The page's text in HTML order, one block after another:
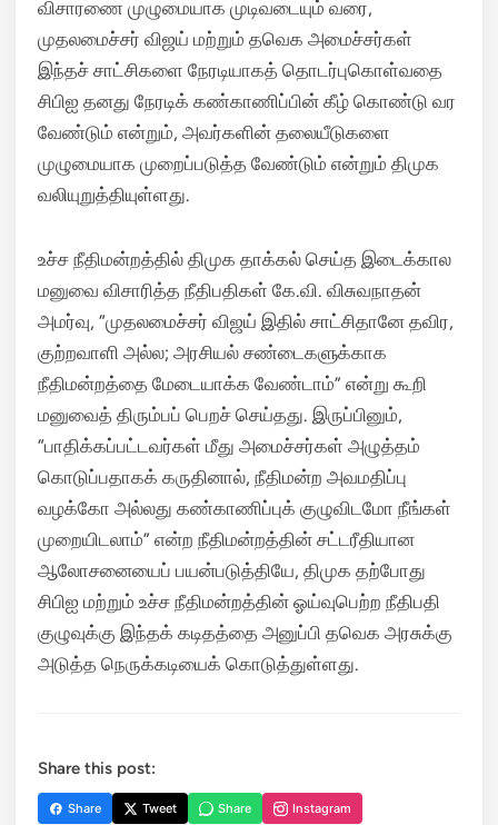
விசாரணை முழுமையாக முடிவடையும் வரை,
முதலமைச்சர் விஜய் மற்றும் தவெக அமைச்சர்கள்
இந்தச் சாட்சிகளை நேரடியாகத் தொடர்புகொள்வதை
சிபிஐ தனது நேரடிக் கண்காணிப்பின் கீழ் கொண்டு வர
வேண்டும் என்றும், அவர்களின் தலையீடுகளை
முழுமையாக முறைப்படுத்த வேண்டும் என்றும் திமுக
வலியுறுத்தியுள்ளது.
உச்ச நீதிமன்றத்தில் திமுக தாக்கல் செய்த இடைக்கால
மனுவை விசாரித்த நீதிபதிகள் கே.வி. விசுவநாதன்
அமர்வு, “முதலமைச்சர் விஜய் இதில் சாட்சிதானே தவிர,
குற்றவாளி அல்ல; அரசியல் சண்டைகளுக்காக
நீதிமன்றத்தை மேடையாக்க வேண்டாம்” என்று கூறி
மனுவைத் திரும்பப் பெறச் செய்தது. இருப்பினும்,
“பாதிக்கப்பட்டவர்கள் மீது அமைச்சர்கள் அழுத்தம்
கொடுப்பதாகக் கருதினால், நீதிமன்ற அவமதிப்பு
வழக்கோ அல்லது கண்காணிப்புக் குழுவிடமோ நீங்கள்
முறையிடலாம்” என்ற நீதிமன்றத்தின் சட்டரீதியான
ஆலோசனையைப் பயன்படுத்தியே, திமுக தற்போது
சிபிஐ மற்றும் உச்ச நீதிமன்றத்தின் ஓய்வுபெற்ற நீதிபதி
குழுவுக்கு இந்தக் கடிதத்தை அனுப்பி தவெக அரசுக்கு
அடுத்த நெருக்கடியைக் கொடுத்துள்ளது.
Share this post:
Share Tweet Share Instagram